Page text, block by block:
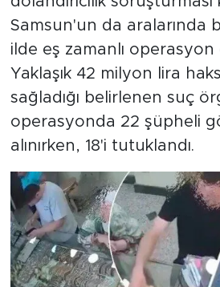
Samsun'un da aralarında
ilde eş zamanlı
Yaklaşık 42 milyon lira
sağladığı belirlenen suç
operasyonda 22 şüpheli
alınırken, 18'i tutuklandı.